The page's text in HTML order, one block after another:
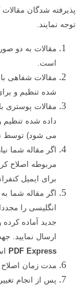
توجه نمایند.
مقالات به دو
است.
مقالات شفاهی
شده تنظیم و
مقالات پوستری
داده شده تنظیم
می شود) توسط
اگر مقاله شما
مربوطه اصلاح
برای ایمیل
اگر مقاله شما
انگلیسی را
جدید آماده
ارسال نمایید.
PDF Express
مدت زمان اصلاح مقالات
پس از انجام